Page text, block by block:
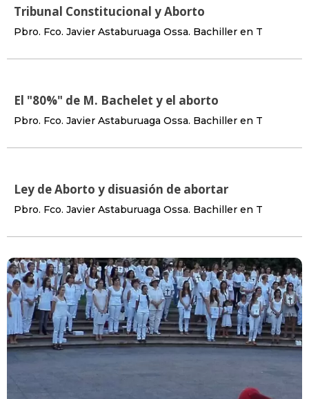
Tribunal Constitucional y Aborto
Pbro. Fco. Javier Astaburuaga Ossa. Bachiller en T
El "80%" de M. Bachelet y el aborto
Pbro. Fco. Javier Astaburuaga Ossa. Bachiller en T
Ley de Aborto y disuasión de abortar
Pbro. Fco. Javier Astaburuaga Ossa. Bachiller en T